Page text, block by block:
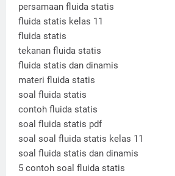
persamaan fluida statis
fluida statis kelas 11
fluida statis
tekanan fluida statis
fluida statis dan dinamis
materi fluida statis
soal fluida statis
contoh fluida statis
soal fluida statis pdf
soal soal fluida statis kelas 11
soal fluida statis dan dinamis
5 contoh soal fluida statis